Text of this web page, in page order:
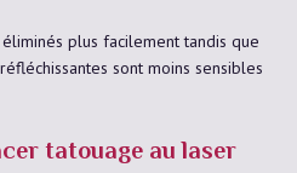
plus facilement tandis que
sont moins sensibles
tatouage au laser